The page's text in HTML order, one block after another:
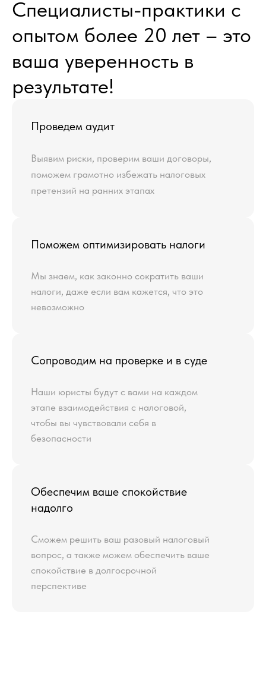
Специалисты-практики с
опытом более 20 лет – это
ваша уверенность в
результате!
Проведем аудит
Выявим риски, проверим ваши договоры,
поможем грамотно избежать налоговых
претензий на ранних этапах
Поможем оптимизировать налоги
Мы знаем, как законно сократить ваши
налоги, даже если вам кажется, что это
невозможно
Сопроводим на проверке и в суде
Наши юристы будут с вами на каждом
этапе взаимодействия с налоговой,
чтобы вы чувствовали себя в
безопасности
Обеспечим ваше спокойствие
надолго
Сможем решить ваш разовый налоговый
вопрос, а также можем обеспечить ваше
спокойствие в долгосрочной
перспективе